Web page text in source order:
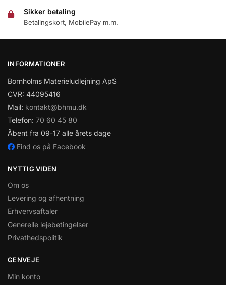
Sikker betaling
Betalingskort, MobilePay m.m.
INFORMATIONER
Bornholms Materieludlejning ApS
CVR: 44095416
Mail: kontakt@bhmu.dk
Telefon: 70 60 45 80
Åbent fra 09-17 alle årets dage
Find os på Facebook
NYTTIG VIDEN
Om os
Levering og afhentning
Erhvervsaftaler
Generelle lejebetingelser
Privathedspolitik
GENVEJE
Min konto